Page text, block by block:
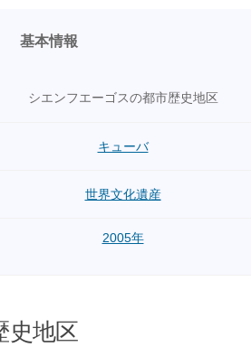
基本情報
シエンフエーゴスの都市歴史地区
キューバ
世界文化遺産
2005年
史地区